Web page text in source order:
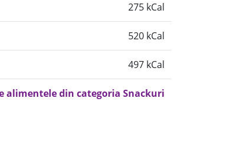
275 kCal
520 kCal
497 kCal
alimentele din categoria Snackuri